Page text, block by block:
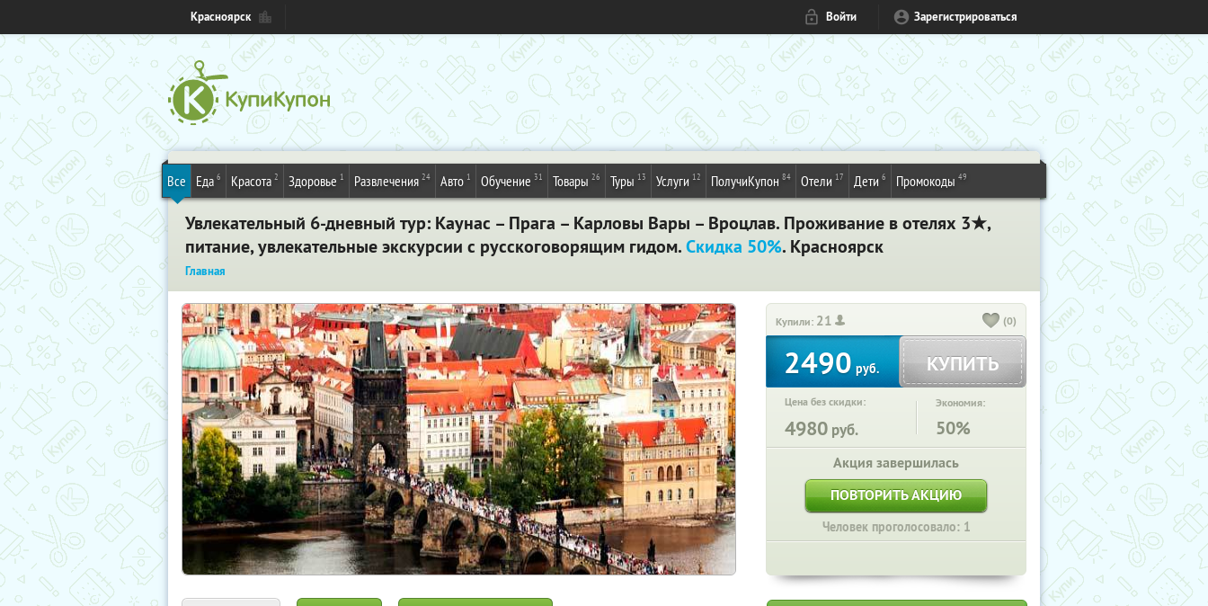
Красноярск Войти Зарегистрироваться
Все Еда 6 Красота 2 Здоровье 1 Развлечения 24 Авто 1 Обучение 31 Товары 26 Туры 13 Услуги 12 ПолучиКупон 84 Отели 17 Дети 6 Промокоды 49
Увлекательный 6-дневный тур: Каунас – Прага – Карловы Вары – Вроцлав. Проживание в отелях 3★,
питание, увлекательные экскурсии с русскоговорящим гидом.Скидка 50%. Красноярск
Главная
Купили: 21 (0)
2490руб. КУПИТЬ
Цена без скидки:
4980 руб.
Экономия:
50%
Акция завершилась
ПОВТОРИТЬ АКЦИЮ
Человек проголосовало: 1